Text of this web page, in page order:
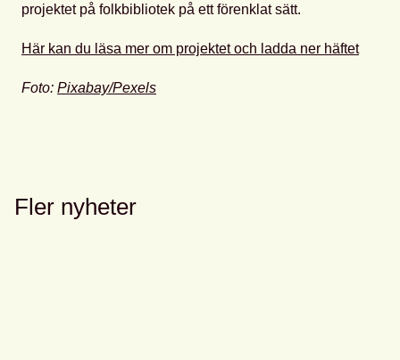
projektet på folkbibliotek på ett förenklat sätt.
Här kan du läsa mer om projektet och ladda ner häftet
Foto: Pixabay/Pexels
Fler nyheter